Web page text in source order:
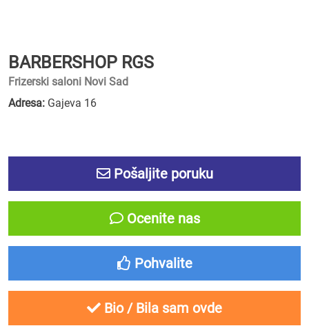
BARBERSHOP RGS
Frizerski saloni Novi Sad
Adresa: Gajeva 16
Pošaljite poruku
Ocenite nas
Pohvalite
Bio / Bila sam ovde